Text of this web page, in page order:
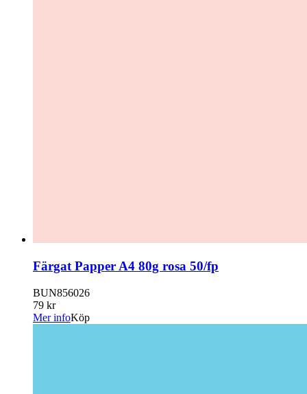
Färgat Papper A4 80g rosa 50/fp
BUN856026
79 kr
Mer infoKöp